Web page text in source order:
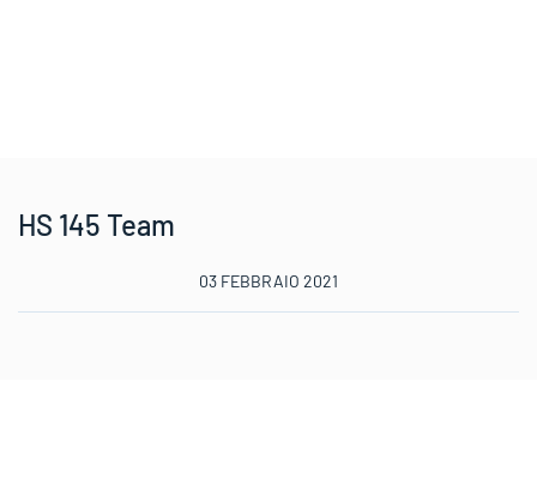
HS 145 Team
03 FEBBRAIO 2021